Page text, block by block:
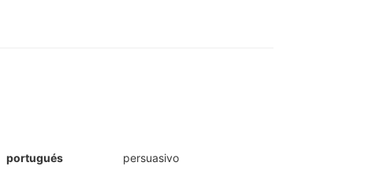
portugués persuasivo